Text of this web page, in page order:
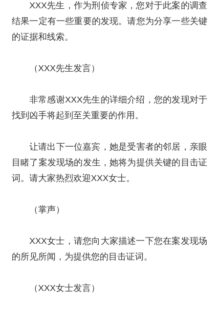
XXX先生，作为刑侦专家，您对于此案的调查
结果一定有一些重要的发现。请您为分享一些关键
的证据和线索。
（XXX先生发言）
非常感谢XXX先生的详细介绍，您的发现对于
找到凶手将起到至关重要的作用。
让请出下一位嘉宾，她是受害者的邻居，亲眼
目睹了案发现场的发生，她将为提供关键的目击证
词。请大家热烈欢迎XXX女士。
（掌声）
XXX女士，请您向大家描述一下您在案发现场
的所见所闻，为提供您的目击证词。
（XXX女士发言）